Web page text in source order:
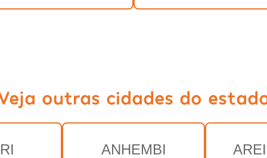
outras cidades do
ANHEMBI